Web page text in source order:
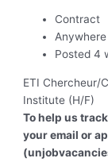
Contract
Anywhere
Posted 4
ETI Chercheur/
Institute (H/F)
To help us
your email or